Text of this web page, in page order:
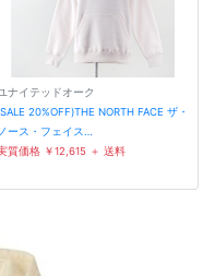
ユナイテッドオーク
20%OFF)THE NORTH FACE ザ・
ノース・フェイス…
質価格 ￥12,615 ＋ 送料